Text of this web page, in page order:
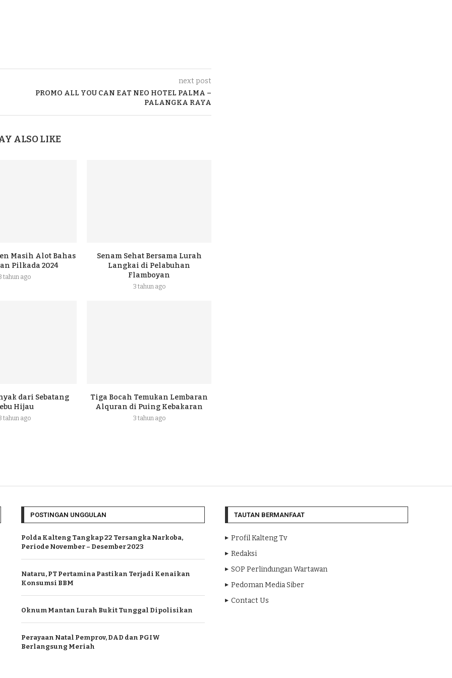
next post
PROMO ALL YOU CAN EAT NEO HOTEL PALMA –
PALANGKA RAYA
ALSO LIKE
Masih Alot Bahas
Pilkada 2024
tahun ago
Senam Sehat Bersama Lurah
Langkai di Pelabuhan
Flamboyan
3 tahun ago
dari Sebatang
Hijau
tahun ago
Tiga Bocah Temukan Lembaran
Alquran di Puing Kebakaran
3 tahun ago
POSTINGAN UNGGULAN
Polda Kalteng Tangkap 22 Tersangka Narkoba,
Periode November – Desember 2023
Nataru, PT Pertamina Pastikan Terjadi Kenaikan
Konsumsi BBM
Oknum Mantan Lurah Bukit Tunggal Dipolisikan
Perayaan Natal Pemprov, DAD dan PGIW
Berlangsung Meriah
TAUTAN BERMANFAAT
Profil Kalteng Tv
Redaksi
SOP Perlindungan Wartawan
Pedoman Media Siber
Contact Us